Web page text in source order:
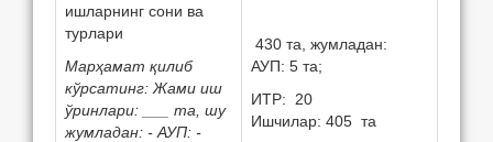
ишларнинг сони ва
турлари
Марҳамат қилиб
кўрсатинг: Жами иш
ўринлари: ___ та, шу
жумладан: - АУП: -
430 та, жумладан:
АУП: 5 та;
ИТР: 20
Ишчилар: 405 та